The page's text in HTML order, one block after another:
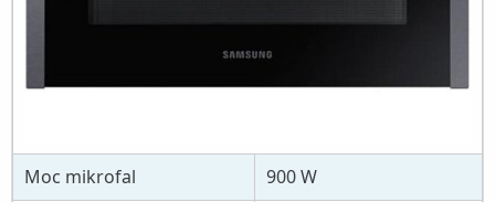
Moc mikrofal
900 W